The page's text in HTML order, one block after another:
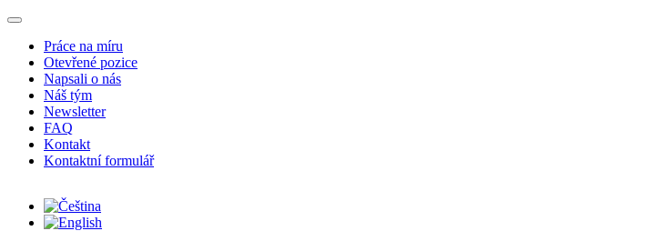
Přejít k hlavnímu obsahu
Práce na míru
Otevřené pozice
Napsali o nás
Náš tým
Newsletter
FAQ
Kontakt
Kontaktní formulář